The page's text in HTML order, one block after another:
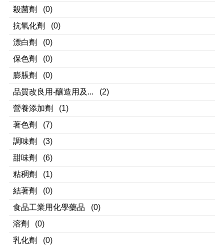
殺菌劑
(0)
抗氧化劑
(0)
漂白劑
(0)
保色劑
(0)
膨脹劑
(0)
品質改良用-釀造用及...
(2)
營養添加劑
(1)
著色劑
(7)
調味劑
(3)
甜味劑
(6)
粘稠劑
(1)
結著劑
(0)
食品工業用化學藥品
(0)
溶劑
(0)
乳化劑
(0)